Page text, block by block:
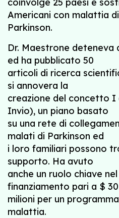
Americani con malattia di
Parkinson.
Dr. Maestrone deteneva
ed ha pubblicato 50
articoli di ricerca
si annovera la
creazione del concetto
Invio), un piano basato
su una rete di
malati di Parkinson ed
i loro familiari possono
supporto. Ha avuto
anche un ruolo chiave
finanziamento pari a $ 30
milioni per un
malattia.